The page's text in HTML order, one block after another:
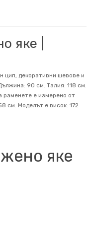
яке |
цип, декоративни шевове и
90 см. Талия: 118 см.
раменете е измерено от
см. Mоделът е висок: 172
яке